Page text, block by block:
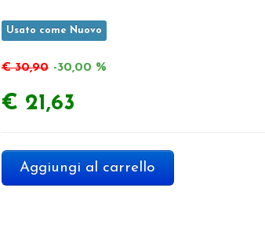
Usato come Nuovo
€ 30,90 -30,00 %
€ 21,63
Aggiungi al carrello